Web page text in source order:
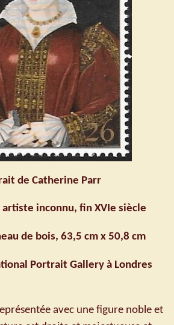
de Catherine Parr
artiste inconnu, fin XVIe siècle
de bois, 63,5 cm x 50,8 cm
Portrait Gallery à Londres
avec une figure noble et